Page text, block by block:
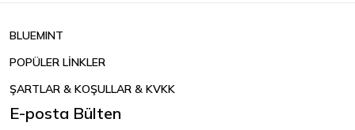
BLUEMINT
POPÜLER LİNKLER
ŞARTLAR & KOŞULLAR & KVKK
E-posta Bülten